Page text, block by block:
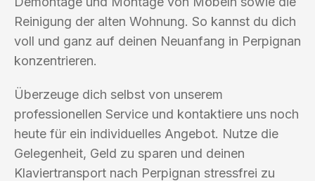
Reinigung der alten Wohnung. So kannst du dich
voll und ganz auf deinen Neuanfang in Perpignan
konzentrieren.
Überzeuge dich selbst von unserem
professionellen Service und kontaktiere uns noch
heute für ein individuelles Angebot. Nutze die
Gelegenheit, Geld zu sparen und deinen
Klaviertransport nach Perpignan stressfrei zu